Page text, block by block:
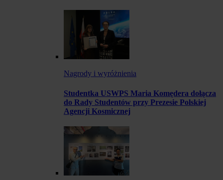
Nagrody i wyróżnienia
Studentka USWPS Maria Komędera dołącza
do Rady Studentów przy Prezesie Polskiej
Agencji Kosmicznej